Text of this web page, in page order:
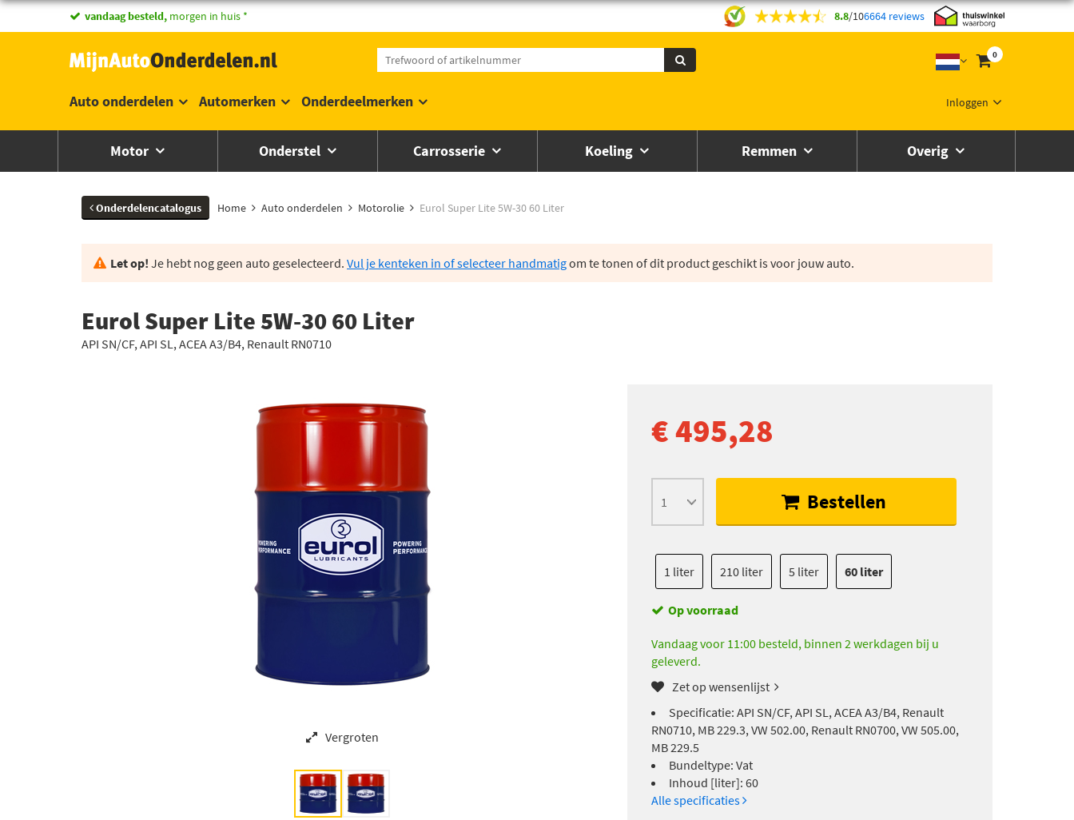
vandaag besteld, morgen in huis * 8.8/106664 reviews
0
Inloggen
Auto onderdelen Automerken Onderdeelmerken
Motor Onderstel Carrosserie Koeling Remmen Overig
Onderdelencatalogus Home Auto onderdelen Motorolie Eurol Super Lite 5W-30 60 Liter
Let op! Je hebt nog geen auto geselecteerd. Vul je kenteken in of selecteer handmatigom te tonen of dit product geschikt is voor jouw auto.
Eurol Super Lite 5W-30 60 Liter
API SN/CF, API SL, ACEA A3/B4, Renault RN0710
Vergroten
€ 495,28
Bestellen
1 liter 210 liter 5 liter 60 liter
Op voorraad
Vandaag voor 11:00 besteld, binnen 2 werkdagen bij u
geleverd.
Zet op wensenlijst
Specificatie: API SN/CF, API SL, ACEA A3/B4, Renault
RN0710, MB 229.3, VW 502.00, Renault RN0700, VW 505.00,
MB 229.5
Bundeltype: Vat
Inhoud [liter]: 60
Alle specificaties